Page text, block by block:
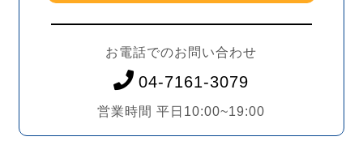
お電話でのお問い合わせ
04-7161-3079
営業時間 平日10:00~19:00